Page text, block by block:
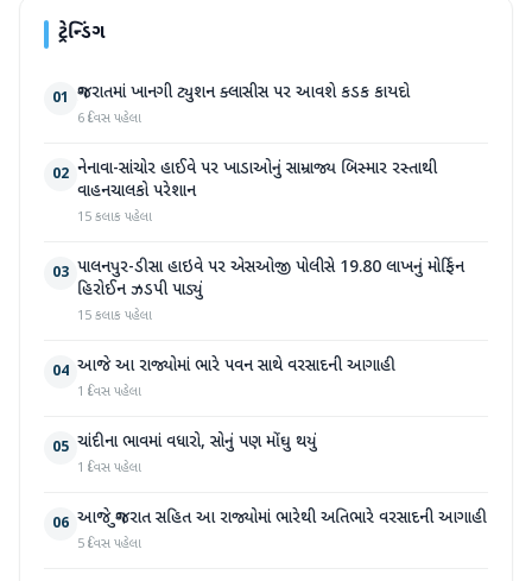
ટ્રેન્ડિંગ
01 ગુજરાતમાં ખાનગી ટ્યુશન ક્લાસીસ પર આવશે કડક કાયદો
6 દિવસ પહેલા
02 નેનાવા-સાંચોર હાઈવે પર ખાડાઓનું સામ્રાજ્ય બિસ્માર રસ્તાથી
વાહનચાલકો પરેશાન
15 કલાક પહેલા
03 પાલનપુર-ડીસા હાઇવે પર એસઓજી પોલીસે 19.80 લાખનું મોર્ફિન
હિરોઈન ઝડપી પાડ્યું
15 કલાક પહેલા
04 આજે આ રાજ્યોમાં ભારે પવન સાથે વરસાદની આગાહી
1 દિવસ પહેલા
05 ચાંદીના ભાવમાં વધારો, સોનું પણ મોંઘુ થયું
1 દિવસ પહેલા
06 આજે ગુજરાત સહિત આ રાજ્યોમાં ભારેથી અતિભારે વરસાદની આગાહી
5 દિવસ પહેલા